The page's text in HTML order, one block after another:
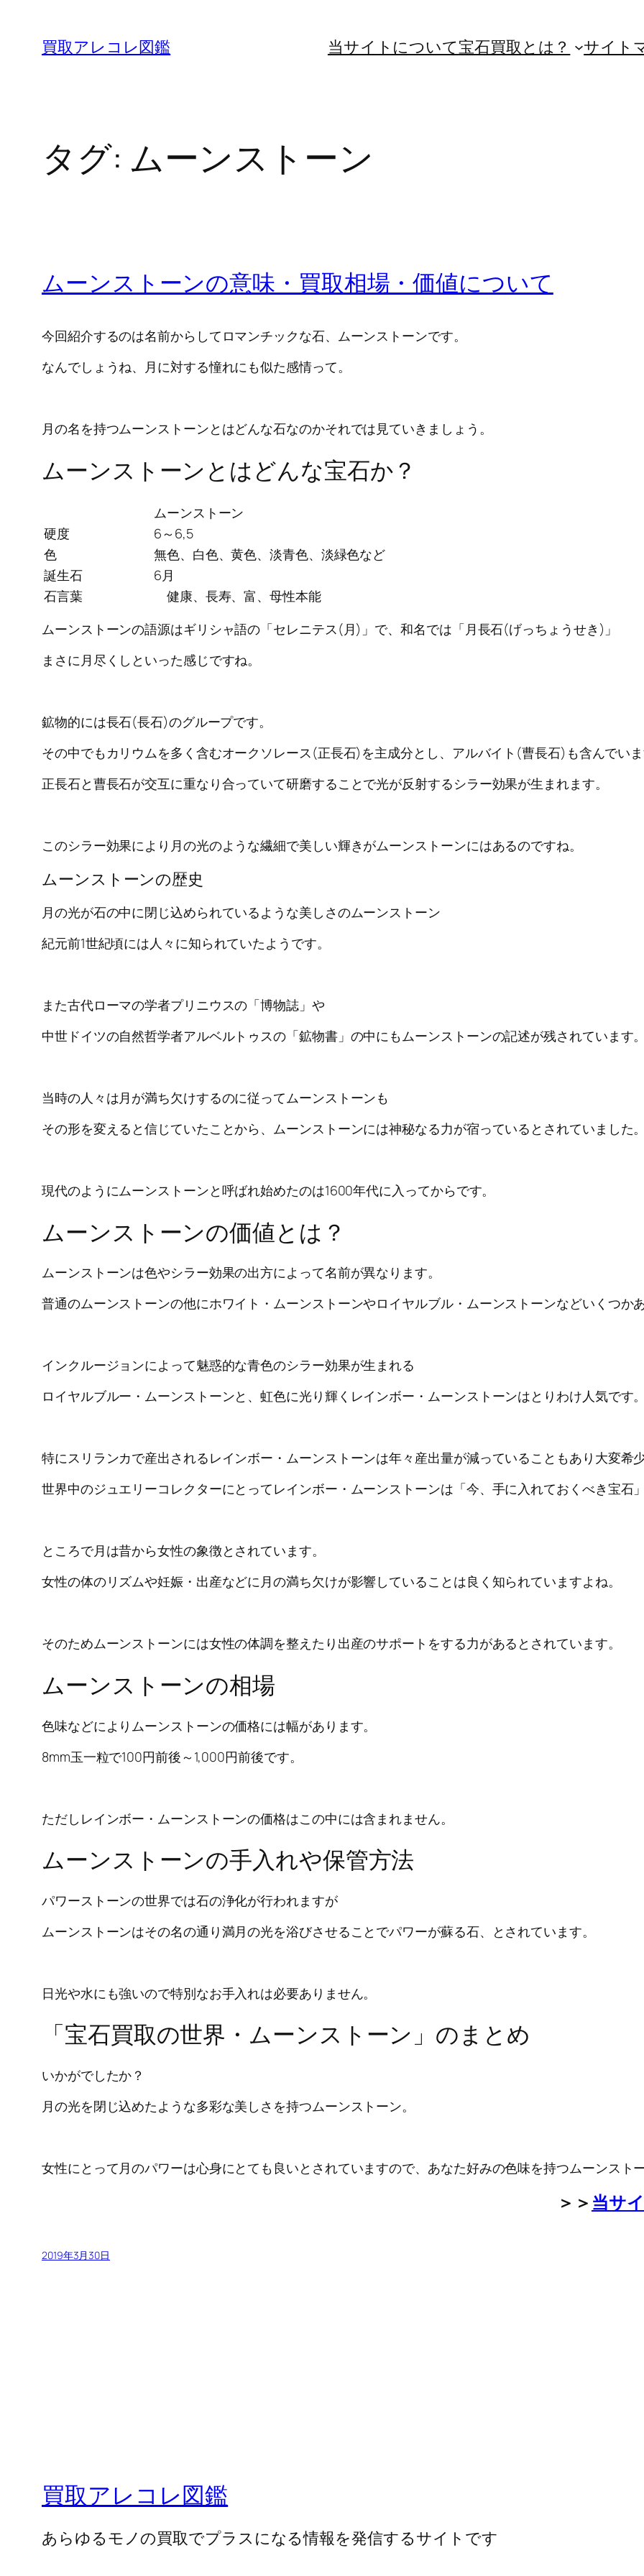
買取アレコレ図鑑 当サイトについて宝石買取とは？ サイト
タグ: ムーンストーン
ムーンストーンの意味・買取相場・価値について
今回紹介するのは名前からしてロマンチックな石、ムーンストーンです。
なんでしょうね、月に対する憧れにも似た感情って。
月の名を持つムーンストーンとはどんな石なのかそれでは見ていきましょう。
ムーンストーンとはどんな宝石か？
ムーンストーン
硬度
6～6,5
色
無色、白色、黄色、淡青色、淡緑色など
誕生石
6月
石言葉
健康、長寿、富、母性本能
ムーンストーンの語源はギリシャ語の「セレニテス(月)」で、和名では「月長石(げっちょうせき)」
まさに月尽くしといった感じですね。
鉱物的には長石(長石)のグループです。
その中でもカリウムを多く含むオークソレース(正長石)を主成分とし、アルバイト(曹長石)も含んでい
正長石と曹長石が交互に重なり合っていて研磨することで光が反射するシラー効果が生まれます。
このシラー効果により月の光のような繊細で美しい輝きがムーンストーンにはあるのですね。
ムーンストーンの歴史
月の光が石の中に閉じ込められているような美しさのムーンストーン
紀元前1世紀頃には人々に知られていたようです。
また古代ローマの学者プリニウスの「博物誌」や
中世ドイツの自然哲学者アルベルトゥスの「鉱物書」の中にもムーンストーンの記述が残されています
当時の人々は月が満ち欠けするのに従ってムーンストーンも
その形を変えると信じていたことから、ムーンストーンには神秘なる力が宿っているとされていました
現代のようにムーンストーンと呼ばれ始めたのは1600年代に入ってからです。
ムーンストーンの価値とは？
ムーンストーンは色やシラー効果の出方によって名前が異なります。
普通のムーンストーンの他にホワイト・ムーンストーンやロイヤルブル・ムーンストーンなどいくつか
インクルージョンによって魅惑的な青色のシラー効果が生まれる
ロイヤルブルー・ムーンストーンと、虹色に光り輝くレインボー・ムーンストーンはとりわけ人気です
特にスリランカで産出されるレインボー・ムーンストーンは年々産出量が減っていることもあり大変希
世界中のジュエリーコレクターにとってレインボー・ムーンストーンは「今、手に入れておくべき宝石
ところで月は昔から女性の象徴とされています。
女性の体のリズムや妊娠・出産などに月の満ち欠けが影響していることは良く知られていますよね。
そのためムーンストーンには女性の体調を整えたり出産のサポートをする力があるとされています。
ムーンストーンの相場
色味などによりムーンストーンの価格には幅があります。
8mm玉一粒で100円前後～1,000円前後です。
ただしレインボー・ムーンストーンの価格はこの中には含まれません。
ムーンストーンの手入れや保管方法
パワーストーンの世界では石の浄化が行われますが
ムーンストーンはその名の通り満月の光を浴びさせることでパワーが蘇る石、とされています。
日光や水にも強いので特別なお手入れは必要ありません。
「宝石買取の世界・ムーンストーン」のまとめ
いかがでしたか？
月の光を閉じ込めたような多彩な美しさを持つムーンストーン。
女性にとって月のパワーは心身にとても良いとされていますので、あなた好みの色味を持つムーンスト
＞＞ 当サ
2019年3月30日
買取アレコレ図鑑
あらゆるモノの買取でプラスになる情報を発信するサイトです